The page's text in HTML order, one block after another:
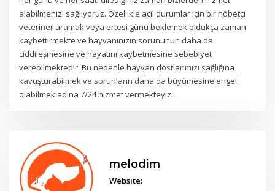
alabilmenizi sağlıyoruz. Özellikle acil durumlar için bir nöbetçi
veteriner aramak veya ertesi günü beklemek oldukça zaman
kaybettirmekte ve hayvanınızın sorununun daha da
ciddileşmesine ve hayatını kaybetmesine sebebiyet
verebilmektedir. Bu nedenle hayvan dostlarımızı sağlığına
kavuşturabilmek ve sorunların daha da büyümesine engel
olabilmek adına 7/24 hizmet vermekteyiz.
melodim
Website: